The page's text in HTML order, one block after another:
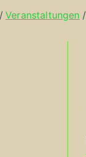
Veranstaltungen